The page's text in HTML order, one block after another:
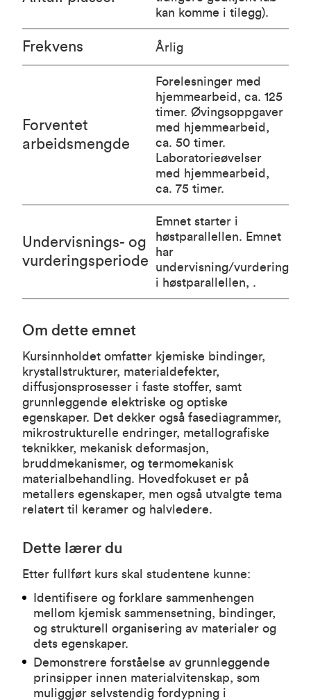
Om dette emnet
Kursinnholdet omfatter kjemiske bindinger,
krystallstrukturer, materialdefekter,
diffusjonsprosesser i faste stoffer, samt
grunnleggende elektriske og optiske
egenskaper. Det dekker også fasediagrammer,
mikrostrukturelle endringer, metallografiske
teknikker, mekanisk deformasjon,
bruddmekanismer, og termomekanisk
materialbehandling. Hovedfokuset er på
metallers egenskaper, men også utvalgte tema
relatert til keramer og halvledere.
Dette lærer du
Etter fullført kurs skal studentene kunne:
Identifisere og forklare sammenhengen
mellom kjemisk sammensetning, bindinger,
og strukturell organisering av materialer og
dets egenskaper.
Demonstrere forståelse av grunnleggende
prinsipper innen materialvitenskap, som
muliggjør selvstendig fordypning i
kan komme i tilegg).
Frekvens Årlig
Forventet
arbeidsmengde
Forelesninger med
hjemmearbeid, ca. 125
timer. Øvingsoppgaver
med hjemmearbeid,
ca. 50 timer.
Laboratorieøvelser
med hjemmearbeid,
ca. 75 timer.
Undervisnings- og
vurderingsperiode
Emnet starter i
høstparallellen. Emnet
har
undervisning/vurdering
i høstparallellen, .